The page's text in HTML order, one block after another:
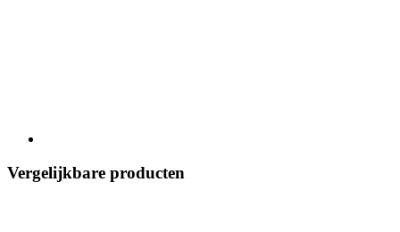
Vergelijkbare producten